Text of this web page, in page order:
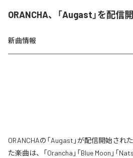
ORANCHA、「Augast」を配信
新曲情報
ORANCHAの「Augast」が配信開始さ
た楽曲は、「Orancha」「Blue Moon」「